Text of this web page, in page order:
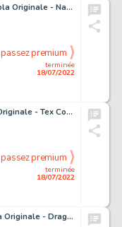
Germano Bonazzi - 4x Tavola Originale - Nathan Never n. 146 "Il predicatore" - (2003)
terminée
18/07/2022
passez premium
Bruno Brindisi - 2x Tavola Originale - Tex Color n. 1 - "E venne il giorno" - (2011)
terminée
18/07/2022
passez premium
Gianluigi Gregorini - Tavola Originale - Dragonero n. 30 - "il Contagio" - (2015)